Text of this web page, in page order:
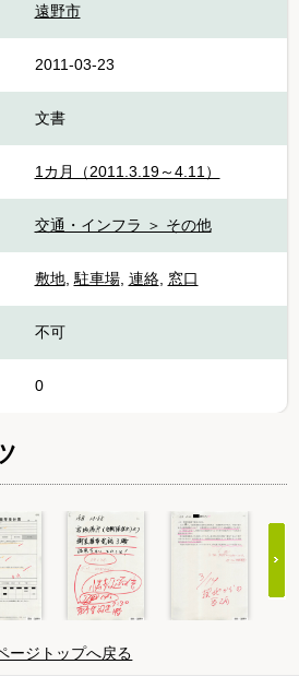
遠野市
2011-03-23
文書
1カ月（2011.3.19～4.11）
交通・インフラ ＞ その他
敷地, 駐車場, 連絡, 窓口
不可
0
ージトップへ戻る